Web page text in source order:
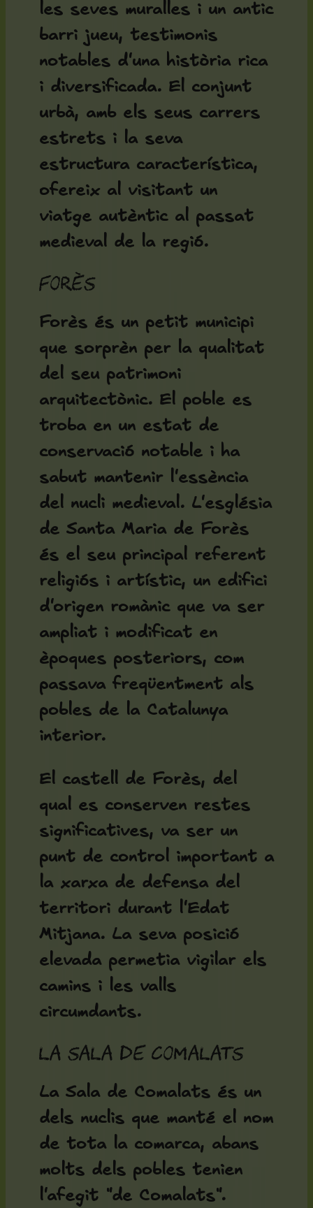
les seves muralles i un antic
barri jueu, testimonis
notables d'una història rica
i diversificada. El conjunt
urbà, amb els seus carrers
estrets i la seva
estructura característica,
ofereix al visitant un
viatge autèntic al passat
medieval de la regió.
Forès
Forès és un petit municipi
que sorprèn per la qualitat
del seu patrimoni
arquitectònic. El poble es
troba en un estat de
conservació notable i ha
sabut mantenir l'essència
del nucli medieval. L'església
de Santa Maria de Forès
és el seu principal referent
religiós i artístic, un edifici
d'origen romànic que va ser
ampliat i modificat en
èpoques posteriors, com
passava freqüentment als
pobles de la Catalunya
interior.
El castell de Forès, del
qual es conserven restes
significatives, va ser un
punt de control important a
la xarxa de defensa del
territori durant l'Edat
Mitjana. La seva posició
elevada permetia vigilar els
camins i les valls
circumdants.
La Sala de Comalats
La Sala de Comalats és un
dels nuclis que manté el nom
de tota la comarca, abans
molts dels pobles tenien
l'afegit "de Comalats".